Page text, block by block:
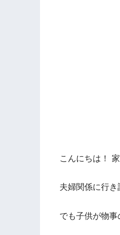
こんにちは！
夫婦関係に行き
でも子供が物事